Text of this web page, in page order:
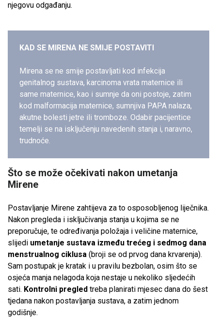
njegovu odgađanju.
KAD SE MIRENA NE SMIJE POSTAVITI
Mirena se ne smije postavljati kod infekcija
genitalnog sustava, karcinoma vrata maternice ili
same maternice, kao i sumnje da oni postoje, zatim
kod malformacija maternice, sumnjiva PAPA nalaza,
akutne bolesti jetre ili tromboze. Odabir pacijentice
temelji se na isključenju navedenih stanja i, naravno,
trudnoće.
Što se može očekivati nakon umetanja
Mirene
Postavljanje Mirene zahtijeva za to osposobljenog liječnika.
Nakon pregleda i isključivanja stanja u kojima se ne
preporučuje, te određivanja položaja i veličine maternice,
slijedi umetanje sustava između trećeg i sedmog dana
menstrualnog ciklusa (broji se od prvog dana krvarenja).
Sam postupak je kratak i u pravilu bezbolan, osim što se
osjeća manja nelagoda koja nestaje u nekoliko sljedećih
sati. Kontrolni pregled treba planirati mjesec dana do šest
tjedana nakon postavljanja sustava, a zatim jednom
godišnje.